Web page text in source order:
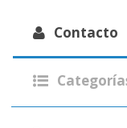
Contacto